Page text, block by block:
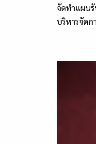
จัดทำแผน
บริหารจัดก